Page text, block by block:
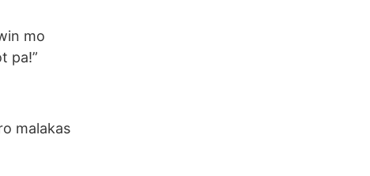
mo
pa!”
malakas